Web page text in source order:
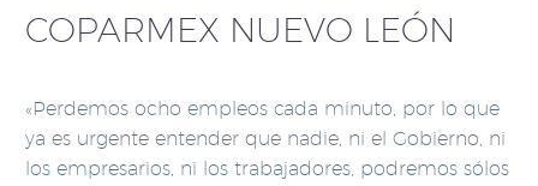
COPARMEX NUEVO LEÓN
«Perdemos ocho empleos cada minuto, por lo que
ya es urgente entender que nadie, ni el Gobierno, ni
los empresarios, ni los trabajadores, podremos sólos